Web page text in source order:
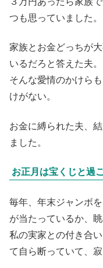
つも思っていました。
家族とお金どっちが
いるだろと答えた夫。
そんな愛情のかけら
けがない。
お金に縛られた夫、
ました。
お正月は宝くじと過ご
毎年、年末ジャンボ
が当たっているか、
私の実家との付き合
て自ら断っていて、寂